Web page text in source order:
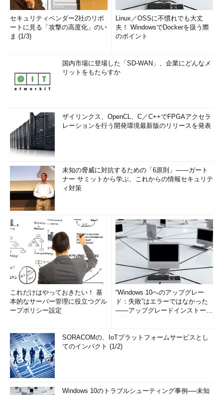
セキュリティベンダー2社のリポ
ートに見る「攻撃の高度化」のい
ま (1/3)
Linux／OSSに不慣れでも大丈
夫！ WindowsでDockerを扱う際
のポイント
国内市場に登場した「SD-WAN」、企業にどんなメ
リットをもたらすか
ザイリンクス、OpenCL、C／C++でFPGAアクセラ
レーションを行う開発環境最新版のリリースを発表
未知の脅威に対抗するための「6原則」――ガート
ナー サミットから学ぶ、これからの情報セキュリテ
ィ対策
これだけはやっておきたい！ 基
本的なサーバー管理に役立つグル
ープポリシー設定
“Windows 10へのアップグレー
ド：失敗”はエラーではなかった
――アップグレードインストール
SORACOMの、IoTプラットフォームサービスとし
てのインパクト (1/2)
Windows 10のトラブルシューティング事例──未知